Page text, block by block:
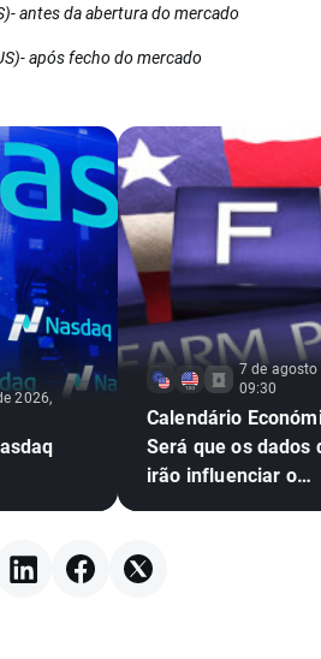
antes da abertura do mercado
após fecho do mercado
2026,
7 de agosto
09:30
Calendário
Será que os dados
irão influenciar o